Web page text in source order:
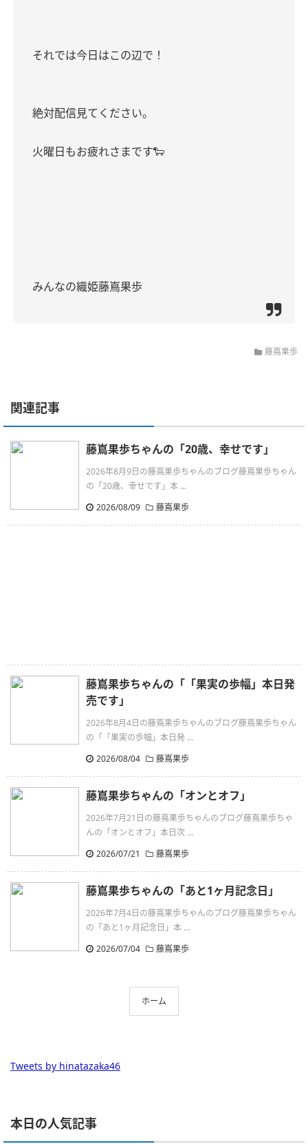
それでは今日はこの辺で！
絶対配信見てください。
火曜日もお疲れさまです🐑
みんなの織姫藤嶌果歩
藤嶌果歩
関連記事
藤嶌果歩ちゃんの「20歳、幸せです」
2026年8月9日の藤嶌果歩ちゃんのブログ藤嶌果歩ちゃん
の「20歳、幸せです」本 ...
2026/08/09
藤嶌果歩
藤嶌果歩ちゃんの「「果実の歩幅」本日発
売です」
2026年8月4日の藤嶌果歩ちゃんのブログ藤嶌果歩ちゃん
の「「果実の歩幅」本日発 ...
2026/08/04
藤嶌果歩
藤嶌果歩ちゃんの「オンとオフ」
2026年7月21日の藤嶌果歩ちゃんのブログ藤嶌果歩ちゃ
んの「オンとオフ」本日次 ...
2026/07/21
藤嶌果歩
藤嶌果歩ちゃんの「あと1ヶ月記念日」
2026年7月4日の藤嶌果歩ちゃんのブログ藤嶌果歩ちゃん
の「あと1ヶ月記念日」本 ...
2026/07/04
藤嶌果歩
ホーム
Tweets by hinatazaka46
本日の人気記事